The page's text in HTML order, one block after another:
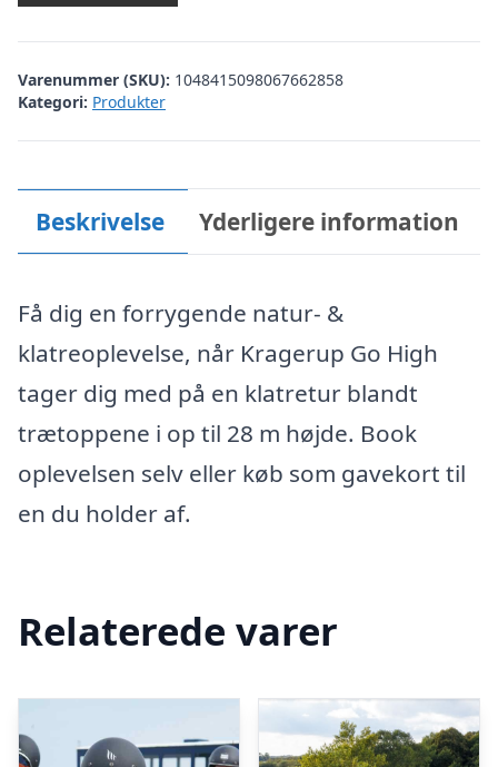
Varenummer (SKU): 1048415098067662858
Kategori: Produkter
Beskrivelse Yderligere information
Få dig en forrygende natur- &
klatreoplevelse, når Kragerup Go High
tager dig med på en klatretur blandt
trætoppene i op til 28 m højde. Book
oplevelsen selv eller køb som gavekort til
en du holder af.
Relaterede varer